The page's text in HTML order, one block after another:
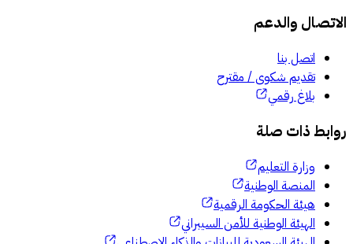
الاتصال والدعم
اتصل بنا
تقديم شكوى / مقترح
بلاغ رقمي
روابط ذات صلة
وزارة التعليم
المنصة الوطنية
هيئة الحكومة الرقمية
الهيئة الوطنية للأمن السيبراني